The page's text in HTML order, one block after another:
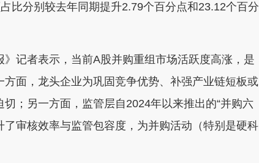
比分别较去年同期提升2.79个百分点和23.12个百分
者表示，当前A股并购重组市场活跃度高涨，是
面，龙头企业为巩固竞争优势、补强产业链短板或
；另一方面，监管层自2024年以来推出的“并购六
了审核效率与监管包容度，为并购活动（特别是硬科